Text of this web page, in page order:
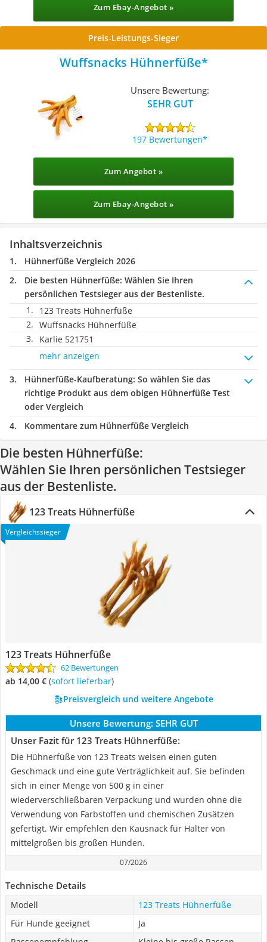
Zum Ebay-Angebot »
Preis-Leistungs-Sieger
Wuffsnacks Hühnerfüße
Unsere Bewertung:
SEHR GUT
197 Bewertungen
Zum Angebot »
Zum Ebay-Angebot »
Inhaltsverzeichnis
Hühnerfüße Vergleich 2026
Die besten Hühnerfüße: Wählen Sie Ihren
persönlichen Testsieger aus der Bestenliste.
123 Treats Hühnerfüße
Wuffsnacks Hühnerfüße
Karlie 521751
mehr anzeigen
Hühnerfüße-Kaufberatung: So wählen Sie das
richtige Produkt aus dem obigen Hühnerfüße Test
oder Vergleich
Kommentare zum Hühnerfüße Vergleich
Die besten Hühnerfüße:
Wählen Sie Ihren persönlichen Testsieger
aus der Bestenliste.
123 Treats Hühnerfüße
Vergleichssieger
123 Treats Hühnerfüße
62 Bewertungen
ab 14,00 € ( Sofort lieferbar)
Preisvergleich und weitere Angebote
Unsere Bewertung: SEHR GUT
Unser Fazit für 123 Treats Hühnerfüße:
Die Hühnerfüße von 123 Treats weisen einen guten
Geschmack und eine gute Verträglichkeit auf. Sie befinden
sich in einer Menge von 500 g in einer
wiederverschließbaren Verpackung und wurden ohne die
Verwendung von Farbstoffen und chemischen Zusätzen
gefertigt. Wir empfehlen den Kausnack für Halter von
mittelgroßen bis großen Hunden.
07/2026
Technische Details
Modell
123 Treats Hühnerfüße
Für Hunde geeignet
Ja